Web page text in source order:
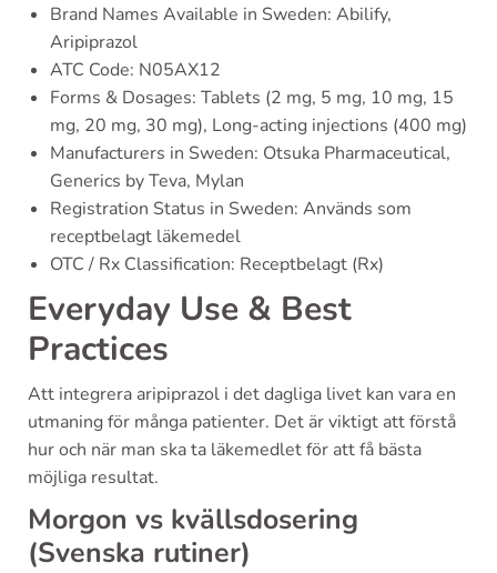
Brand Names Available in Sweden: Abilify,
Aripiprazol
ATC Code: N05AX12
Forms & Dosages: Tablets (2 mg, 5 mg, 10 mg, 15
mg, 20 mg, 30 mg), Long-acting injections (400 mg)
Manufacturers in Sweden: Otsuka Pharmaceutical,
Generics by Teva, Mylan
Registration Status in Sweden: Används som
receptbelagt läkemedel
OTC / Rx Classification: Receptbelagt (Rx)
Everyday Use & Best
Practices
Att integrera aripiprazol i det dagliga livet kan vara en
utmaning för många patienter. Det är viktigt att förstå
hur och när man ska ta läkemedlet för att få bästa
möjliga resultat.
Morgon vs kvällsdosering
(Svenska rutiner)